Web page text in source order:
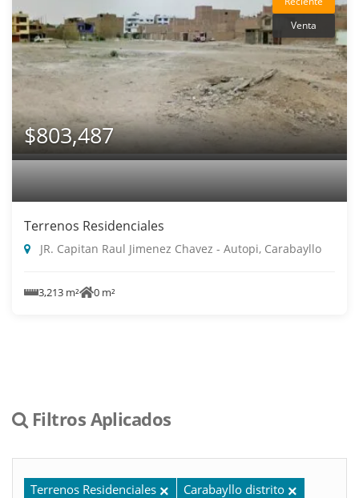
Venta
$803,487
Terrenos Residenciales
JR. Capitan Raul Jimenez Chavez - Autopi, Carabayllo
3,213 m² 0 m²
Filtros Aplicados
Terrenos Residenciales Carabayllo distrito